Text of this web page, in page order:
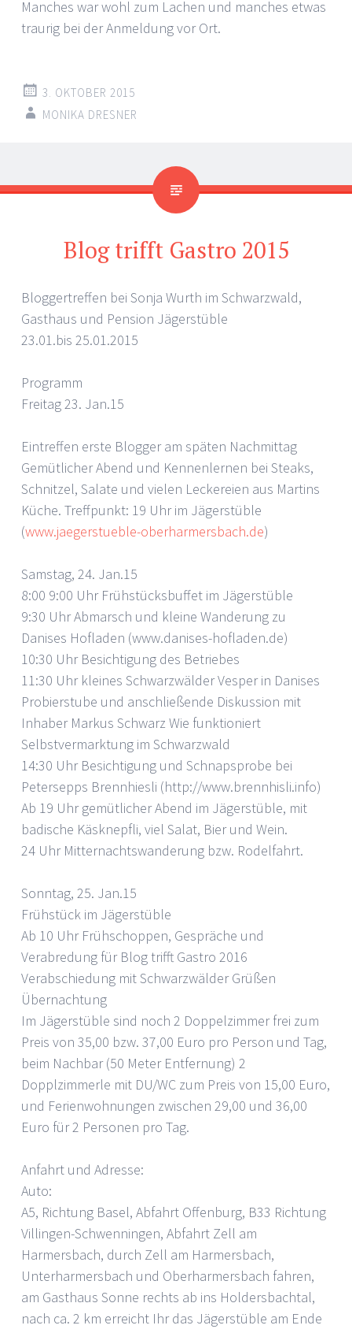
Manches war wohl zum Lachen und manches etwas
traurig bei der Anmeldung vor Ort.
3. OKTOBER 2015
MONIKA DRESNER
Blog trifft Gastro 2015
Bloggertreffen bei Sonja Wurth im Schwarzwald,
Gasthaus und Pension Jägerstüble
23.01.bis 25.01.2015
Programm
Freitag 23. Jan.15
Eintreffen erste Blogger am späten Nachmittag
Gemütlicher Abend und Kennenlernen bei Steaks,
Schnitzel, Salate und vielen Leckereien aus Martins
Küche. Treffpunkt: 19 Uhr im Jägerstüble
(www.jaegerstueble-oberharmersbach.de)
Samstag, 24. Jan.15
8:00 9:00 Uhr Frühstücksbuffet im Jägerstüble
9:30 Uhr Abmarsch und kleine Wanderung zu
Danises Hofladen (www.danises-hofladen.de)
10:30 Uhr Besichtigung des Betriebes
11:30 Uhr kleines Schwarzwälder Vesper in Danises
Probierstube und anschließende Diskussion mit
Inhaber Markus Schwarz Wie funktioniert
Selbstvermarktung im Schwarzwald
14:30 Uhr Besichtigung und Schnapsprobe bei
Petersepps Brennhiesli (http://www.brennhisli.info)
Ab 19 Uhr gemütlicher Abend im Jägerstüble, mit
badische Käsknepfli, viel Salat, Bier und Wein.
24 Uhr Mitternachtswanderung bzw. Rodelfahrt.
Sonntag, 25. Jan.15
Frühstück im Jägerstüble
Ab 10 Uhr Frühschoppen, Gespräche und
Verabredung für Blog trifft Gastro 2016
Verabschiedung mit Schwarzwälder Grüßen
Übernachtung
Im Jägerstüble sind noch 2 Doppelzimmer frei zum
Preis von 35,00 bzw. 37,00 Euro pro Person und Tag,
beim Nachbar (50 Meter Entfernung) 2
Dopplzimmerle mit DU/WC zum Preis von 15,00 Euro,
und Ferienwohnungen zwischen 29,00 und 36,00
Euro für 2 Personen pro Tag.
Anfahrt und Adresse:
Auto:
A5, Richtung Basel, Abfahrt Offenburg, B33 Richtung
Villingen-Schwenningen, Abfahrt Zell am
Harmersbach, durch Zell am Harmersbach,
Unterharmersbach und Oberharmersbach fahren,
am Gasthaus Sonne rechts ab ins Holdersbachtal,
nach ca. 2 km erreicht Ihr das Jägerstüble am Ende